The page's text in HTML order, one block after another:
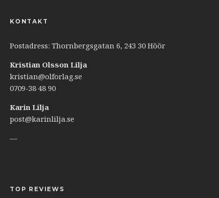
KONTAKT
Postadress: Thornbergsgatan 6, 243 30 Höör
Kristian Olsson Lilja
kristian@olforlag.se
0709-38 48 90
Karin Lilja
post@karinlilja.se
—
TOP REVIEWS